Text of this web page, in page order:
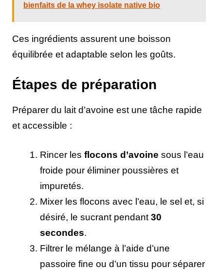
bienfaits de la whey isolate native bio
Ces ingrédients assurent une boisson
équilibrée et adaptable selon les goûts.
Étapes de préparation
Préparer du lait d’avoine est une tâche rapide
et accessible :
Rincer les flocons d’avoine sous l’eau
froide pour éliminer poussières et
impuretés.
Mixer les flocons avec l’eau, le sel et, si
désiré, le sucrant pendant30
secondes.
Filtrer le mélange à l’aide d’une
passoire fine ou d’un tissu pour séparer